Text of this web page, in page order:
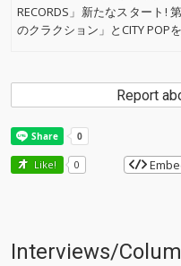
RECORDS」新たなスタート!
のクラクション」とCITY POP
Report
Like! 0
Interviews/